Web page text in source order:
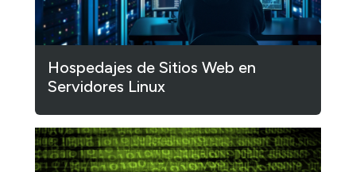
Hospedajes de Sitios Web en
Servidores Linux